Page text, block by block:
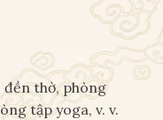
đền thờ, phòng
tập yoga, v. v.